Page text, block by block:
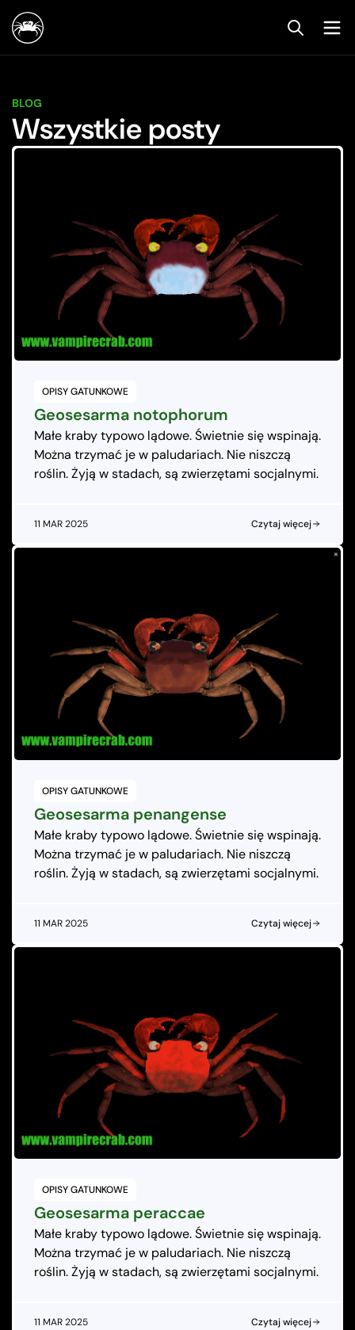
BLOG
Wszystkie posty
OPISY GATUNKOWE
Geosesarma notophorum
Małe kraby typowo lądowe. Świetnie się wspinają.
Można trzymać je w paludariach. Nie niszczą
roślin. Żyją w stadach, są zwierzętami socjalnymi.
11 MAR 2025 Czytaj więcej
OPISY GATUNKOWE
Geosesarma penangense
Małe kraby typowo lądowe. Świetnie się wspinają.
Można trzymać je w paludariach. Nie niszczą
roślin. Żyją w stadach, są zwierzętami socjalnymi.
11 MAR 2025 Czytaj więcej
OPISY GATUNKOWE
Geosesarma peraccae
Małe kraby typowo lądowe. Świetnie się wspinają.
Można trzymać je w paludariach. Nie niszczą
roślin. Żyją w stadach, są zwierzętami socjalnymi.
11 MAR 2025 Czytaj więcej